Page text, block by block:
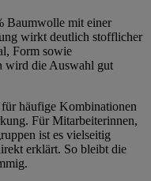
Baumwolle mit einer
wirkt deutlich stofflicher
Form sowie
wird die Auswahl gut
häufige Kombinationen
Für Mitarbeiterinnen,
ist es vielseitig
erklärt. So bleibt die